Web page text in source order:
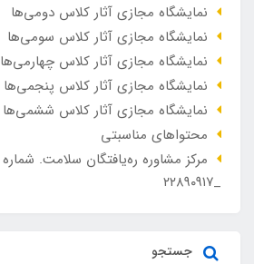
نمایشگاه مجازی آثار کلاس دومی‌ها
نمایشگاه مجازی آثار کلاس سومی‌ها
نمایشگاه مجازی آثار کلاس چهارمی‌ها
نمایشگاه مجازی آثار کلاس پنجمی‌ها
نمایشگاه مجازی آثار کلاس ششمی‌ها
محتواهای مناسبتی
_۲۲۸۹۰۹۱۷
جستجو